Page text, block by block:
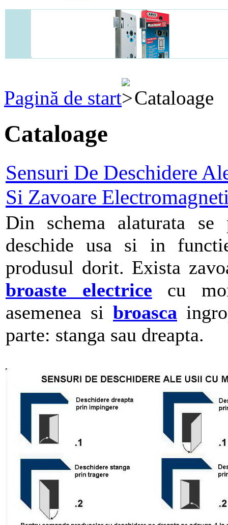
Pagină de start Cataloage
Cataloage
Sensuri De Deschidere
Si Zavoare
Din schema alaturata
deschide usa si in
produsul dorit. Exista
broaste electrice cu
asemenea si broasca
parte: stanga sau dreapta.